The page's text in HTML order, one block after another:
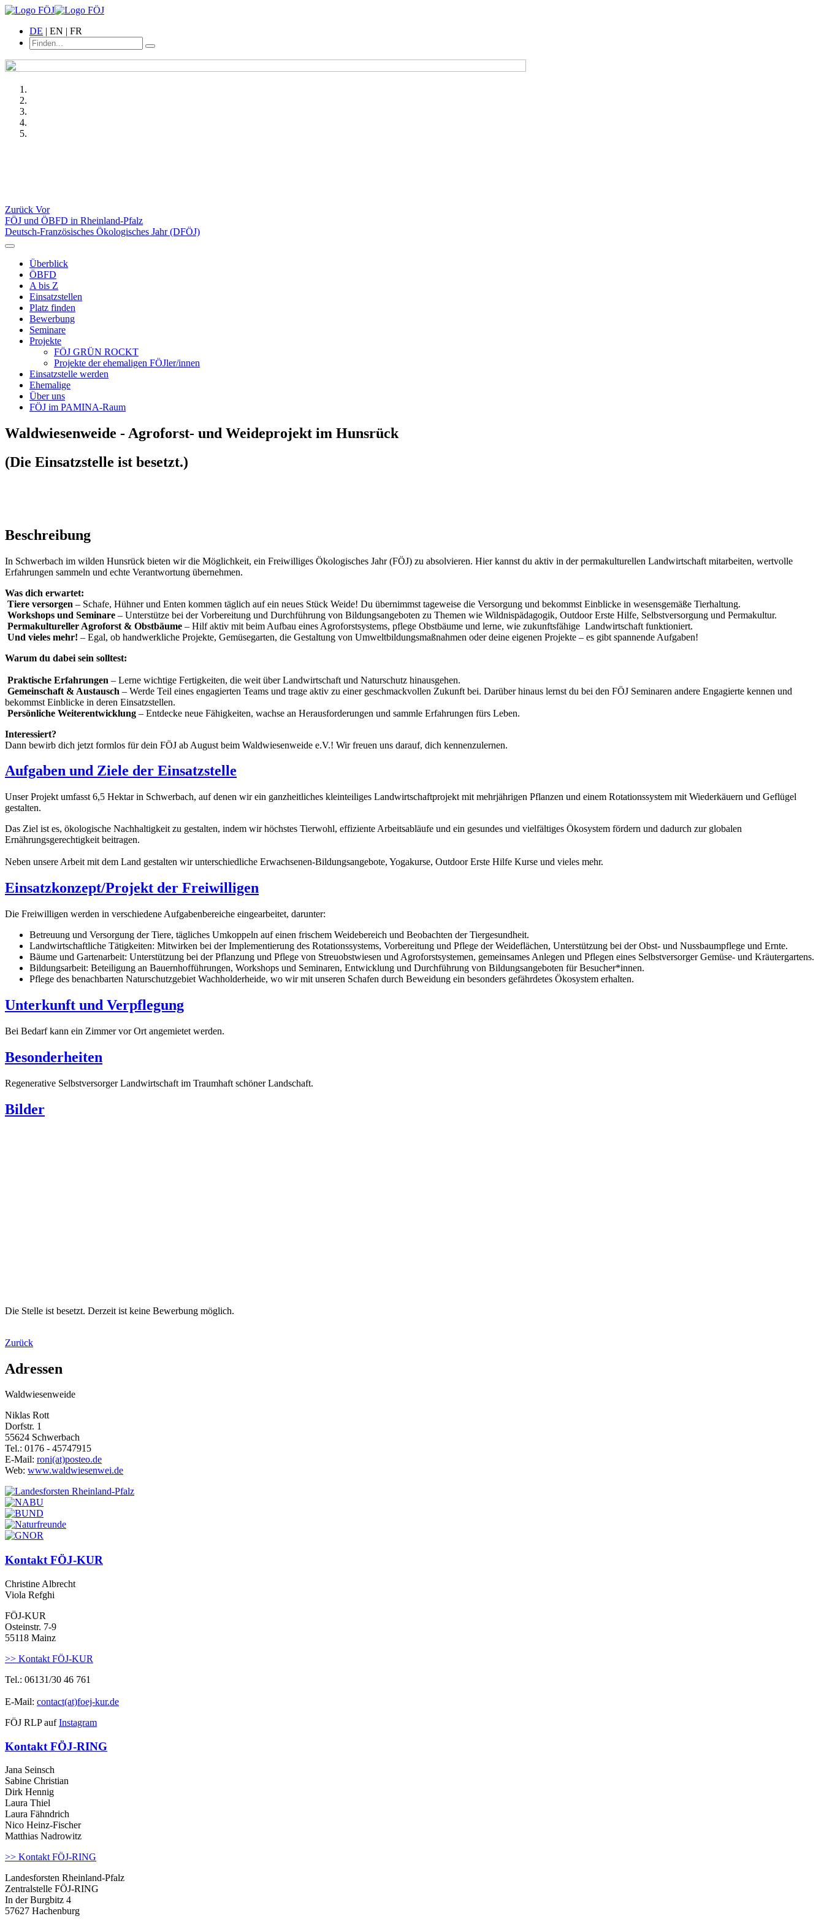
DE | EN | FR
Zurück Vor
FÖJ und ÖBFD in Rheinland-Pfalz
Deutsch-Französisches Ökologisches Jahr (DFÖJ)
Überblick
ÖBFD
A bis Z
Einsatzstellen
Platz finden
Bewerbung
Seminare
Projekte
FÖJ GRÜN ROCKT
Projekte der ehemaligen FÖJler/innen
Einsatzstelle werden
Ehemalige
Über uns
FÖJ im PAMINA-Raum
Waldwiesenweide - Agroforst- und Weideprojekt im Hunsrück
(Die Einsatzstelle ist besetzt.)
Beschreibung
In Schwerbach im wilden Hunsrück bieten wir die Möglichkeit, ein Freiwilliges Ökologisches Jahr (FÖJ) zu absolvieren. Hier kannst du aktiv in der permakulturellen Landwirtschaft mitarbeiten, wertvolle
Erfahrungen sammeln und echte Verantwortung übernehmen.
Was dich erwartet:
Tiere versorgen – Schafe, Hühner und Enten kommen täglich auf ein neues Stück Weide! Du übernimmst tageweise die Versorgung und bekommst Einblicke in wesensgemäße Tierhaltung.
Workshops und Seminare – Unterstütze bei der Vorbereitung und Durchführung von Bildungsangeboten zu Themen wie Wildnispädagogik, Outdoor Erste Hilfe, Selbstversorgung und Permakultur.
Permakultureller Agroforst & Obstbäume – Hilf aktiv mit beim Aufbau eines Agroforstsystems, pflege Obstbäume und lerne, wie zukunftsfähige Landwirtschaft funktioniert.
Und vieles mehr! – Egal, ob handwerkliche Projekte, Gemüsegarten, die Gestaltung von Umweltbildungsmaßnahmen oder deine eigenen Projekte – es gibt spannende Aufgaben!
Warum du dabei sein solltest:
Praktische Erfahrungen – Lerne wichtige Fertigkeiten, die weit über Landwirtschaft und Naturschutz hinausgehen.
Gemeinschaft & Austausch – Werde Teil eines engagierten Teams und trage aktiv zu einer geschmackvollen Zukunft bei. Darüber hinaus lernst du bei den FÖJ Seminaren andere Engagierte kennen und
bekommst Einblicke in deren Einsatzstellen.
Persönliche Weiterentwicklung – Entdecke neue Fähigkeiten, wachse an Herausforderungen und sammle Erfahrungen fürs Leben.
Interessiert?
Dann bewirb dich jetzt formlos für dein FÖJ ab August beim Waldwiesenweide e.V.! Wir freuen uns darauf, dich kennenzulernen.
Aufgaben und Ziele der Einsatzstelle
Unser Projekt umfasst 6,5 Hektar in Schwerbach, auf denen wir ein ganzheitliches kleinteiliges Landwirtschaftprojekt mit mehrjährigen Pflanzen und einem Rotationssystem mit Wiederkäuern und Geflügel
gestalten.
Das Ziel ist es, ökologische Nachhaltigkeit zu gestalten, indem wir höchstes Tierwohl, effiziente Arbeitsabläufe und ein gesundes und vielfältiges Ökosystem fördern und dadurch zur globalen
Ernährungsgerechtigkeit beitragen.
Neben unsere Arbeit mit dem Land gestalten wir unterschiedliche Erwachsenen-Bildungsangebote, Yogakurse, Outdoor Erste Hilfe Kurse und vieles mehr.
Einsatzkonzept/Projekt der Freiwilligen
Die Freiwilligen werden in verschiedene Aufgabenbereiche eingearbeitet, darunter:
Betreuung und Versorgung der Tiere, tägliches Umkoppeln auf einen frischem Weidebereich und Beobachten der Tiergesundheit.
Landwirtschaftliche Tätigkeiten: Mitwirken bei der Implementierung des Rotationssystems, Vorbereitung und Pflege der Weideflächen, Unterstützung bei der Obst- und Nussbaumpflege und Ernte.
Bäume und Gartenarbeit: Unterstützung bei der Pflanzung und Pflege von Streuobstwiesen und Agroforstsystemen, gemeinsames Anlegen und Pflegen eines Selbstversorger Gemüse- und Kräutergartens.
Bildungsarbeit: Beteiligung an Bauernhofführungen, Workshops und Seminaren, Entwicklung und Durchführung von Bildungsangeboten für Besucher*innen.
Pflege des benachbarten Naturschutzgebiet Wachholderheide, wo wir mit unseren Schafen durch Beweidung ein besonders gefährdetes Ökosystem erhalten.
Unterkunft und Verpflegung
Bei Bedarf kann ein Zimmer vor Ort angemietet werden.
Besonderheiten
Regenerative Selbstversorger Landwirtschaft im Traumhaft schöner Landschaft.
Bilder
Die Stelle ist besetzt. Derzeit ist keine Bewerbung möglich.
Zurück
Adressen
Waldwiesenweide
Niklas Rott
Dorfstr. 1
55624 Schwerbach
Tel.: 0176 - 45747915
E-Mail: roni(at)posteo.de
Web: www.waldwiesenwei.de
Kontakt FÖJ-KUR
Christine Albrecht
Viola Refghi
FÖJ-KUR
Osteinstr. 7-9
55118 Mainz
>> Kontakt FÖJ-KUR
Tel.: 06131/30 46 761
E-Mail: contact(at)foej-kur.de
FÖJ RLP aufInstagram
Kontakt FÖJ-RING
Jana Seinsch
Sabine Christian
Dirk Hennig
Laura Thiel
Laura Fähndrich
Nico Heinz-Fischer
Matthias Nadrowitz
>> Kontakt FÖJ-RING
Landesforsten Rheinland-Pfalz
Zentralstelle FÖJ-RING
In der Burgbitz 4
57627 Hachenburg